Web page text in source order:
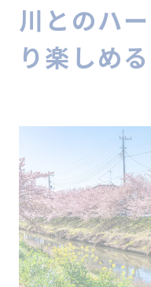
川とのハ
り楽しめ